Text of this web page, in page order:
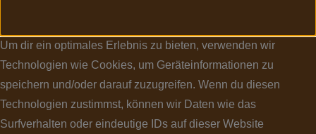
Um dir ein optimales Erlebnis zu bieten, verwenden wir
Technologien wie Cookies, um Geräteinformationen zu
speichern und/oder darauf zuzugreifen. Wenn du diesen
Technologien zustimmst, können wir Daten wie das
Surfverhalten oder eindeutige IDs auf dieser Website